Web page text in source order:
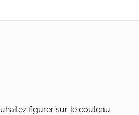
€. 71,00 €.
figurer sur le couteau